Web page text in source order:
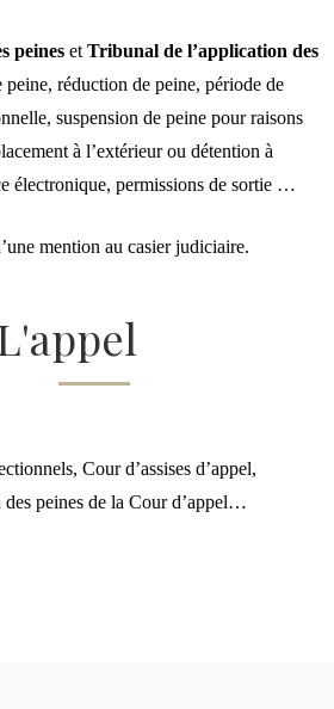
peines et Tribunal de l’application des
peine, réduction de peine, période de
, suspension de peine pour raisons
à l’extérieur ou détention à
électronique, permissions de sortie …
mention au casier judiciaire.
Cour d’assises d’appel,
peines de la Cour d’appel…